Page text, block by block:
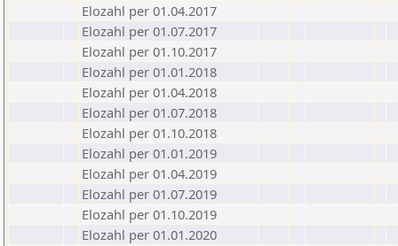
Elozahl per 01.04.2017
Elozahl per 01.07.2017
Elozahl per 01.10.2017
Elozahl per 01.01.2018
Elozahl per 01.04.2018
Elozahl per 01.07.2018
Elozahl per 01.10.2018
Elozahl per 01.01.2019
Elozahl per 01.04.2019
Elozahl per 01.07.2019
Elozahl per 01.10.2019
Elozahl per 01.01.2020